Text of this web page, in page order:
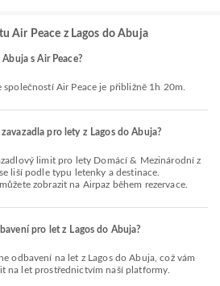
Air Peace z Lagos do Abuja
s Air Peace?
společností Air Peace je přibližně 1h 20m.
pro lety z Lagos do Abuja?
liší podle typu letenky a destinace.
zobrazit na Airpaz během rezervace.
pro let z Lagos do Abuja?
na let prostřednictvím naší platformy.